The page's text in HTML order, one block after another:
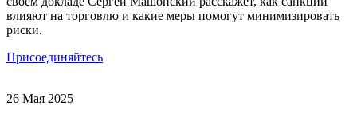
влияют на торговлю и какие меры помогут минимизировать
риски.
Присоединяйтесь
26 Мая 2025